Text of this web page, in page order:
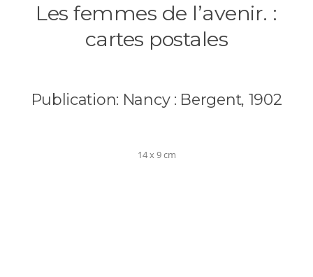
Les femmes de l’avenir. :
cartes postales
Publication: Nancy : Bergent, 1902
14 x 9 cm